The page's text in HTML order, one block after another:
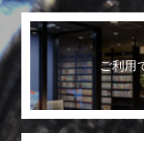
ご利用